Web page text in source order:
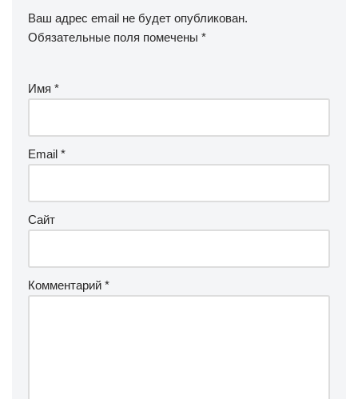
Ваш адрес email не будет опубликован.
Обязательные поля помечены *
Имя *
Email *
Сайт
Комментарий *